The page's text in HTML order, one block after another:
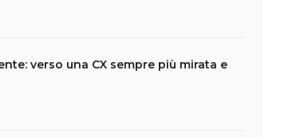
verso una CX sempre più mirata e